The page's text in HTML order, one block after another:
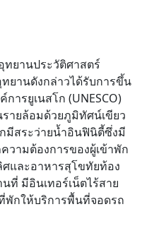
ทยานประวัติศาสตร์
ยานดังกล่าวได้รับการขึ้น
ารยูเนสโก (UNESCO)
ายล้อมด้วยภูมิทัศน์เขียว
มีสระว่ายน้ำอินฟินิตี้ซึ่งมี
วามต้องการของผู้เข้าพัก
และอาหารสุโขทัยท้อง
ที่ มีอินเทอร์เน็ตไร้สาย
พักให้บริการพื้นที่จอดรถ